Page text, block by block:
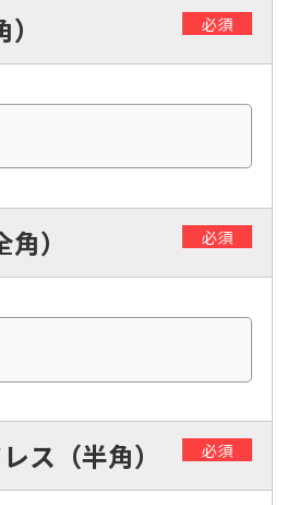
必須
） 必須
ス（半角） 必須